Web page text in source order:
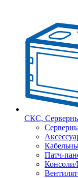
СКС,
Патч-